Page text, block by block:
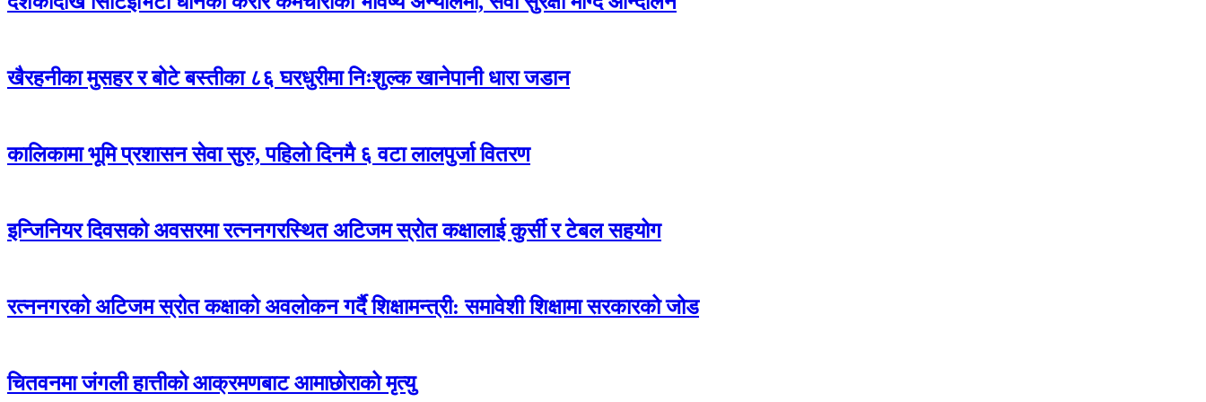
खैरहनीका मुसहर र बोटे बस्तीका ८६ घरधुरीमा निःशुल्क खानेपानी धारा जडान
कालिकामा भूमि प्रशासन सेवा सुरु, पहिलो दिनमै ६ वटा लालपुर्जा वितरण
इन्जिनियर दिवसको अवसरमा रत्ननगरस्थित अटिजम स्रोत कक्षालाई कुर्सी र टेबल सहयोग
रत्ननगरको अटिजम स्रोत कक्षाको अवलोकन गर्दै शिक्षामन्त्री: समावेशी शिक्षामा सरकारको जोड
चितवनमा जंगली हात्तीको आक्रमणबाट आमाछोराको मृत्यु